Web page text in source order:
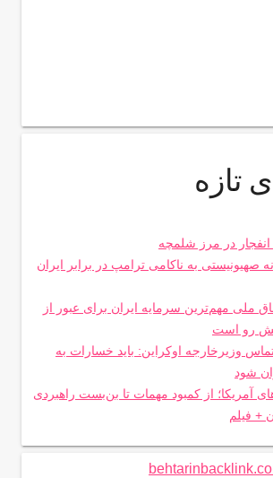
تازه
در مرز شلمچه
صهیونیستی به ناکامی ترامپ در برابر ایران
ملی مهم‌ترین سرمایه ایران برای عبور از
رو است
وزیرخارجه اوکراین: باید خسارات به
شود
آمریکا؛ از کمبود مهمات تا بن‌بست راهبردی
+ فیلم